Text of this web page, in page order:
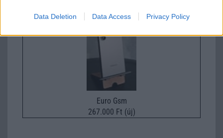
Data Deletion Data Access Privacy Policy
Euro Gsm
267.000 Ft (új)